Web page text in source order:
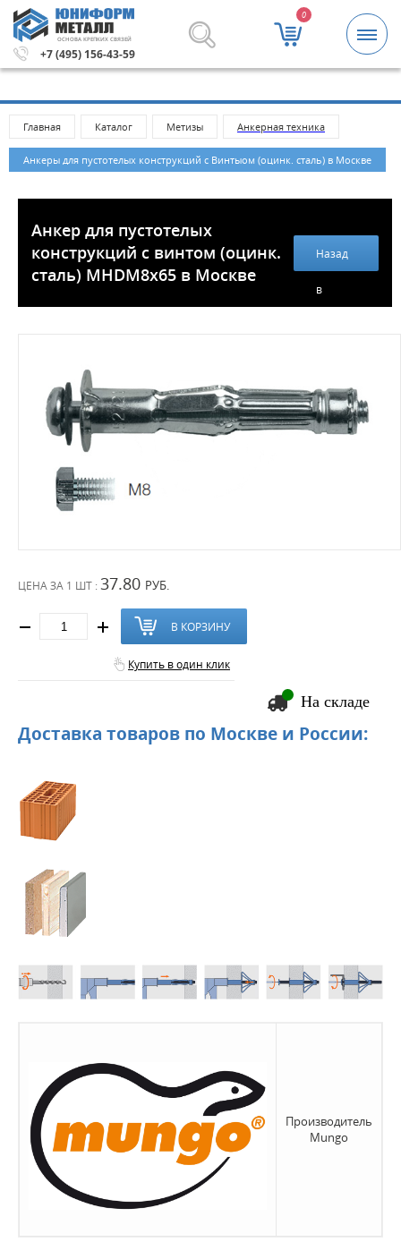
ОСНОВА КРЕПКИХ СВЯЗЕЙ
+7 (495) 156-43-59
0
и крепежные изделия оптом. Минимальная
Главная Каталог Метизы Анкерная техника
Анкеры для пустотелых конструкций с Винтыом (оцинк. сталь) в Москве
Анкер для пустотелых
конструкций с винтом (оцинк.
сталь) MHDМ8х65 в Москве
Назад
в
ЦЕНА ЗА 1 ШТ : 37.80 РУБ.
В КОРЗИНУ
Купить в один клик
На складе
Доставка товаров по Москве и России:
Производитель
Mungo